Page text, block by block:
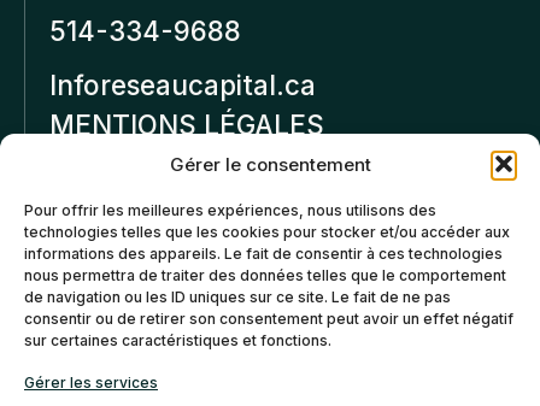
Gérer le consentement
Pour offrir les meilleures expériences, nous utilisons des
technologies telles que les cookies pour stocker et/ou accéder aux
informations des appareils. Le fait de consentir à ces technologies
nous permettra de traiter des données telles que le comportement
de navigation ou les ID uniques sur ce site. Le fait de ne pas
consentir ou de retirer son consentement peut avoir un effet négatif
sur certaines caractéristiques et fonctions.
Gérer les services
514-334-9688
Inforeseaucapital.ca
MENTIONS LÉGALES
Politique de
confidentialité
Politiques d’annulation et
de remboursement
Politique de cookies (CA)